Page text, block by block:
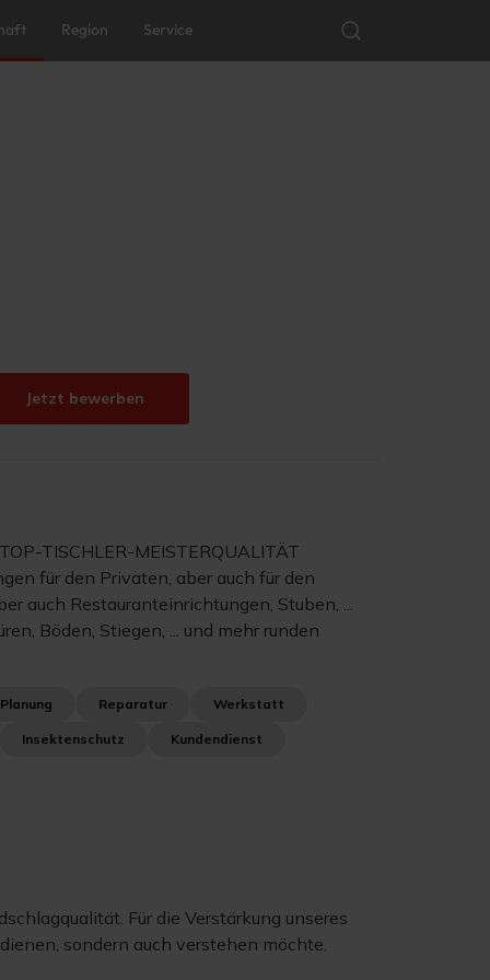
Region Service
Jetzt bewerben
TISCHLER-MEISTERQUALITÄT
für den Privaten, aber auch für den
auch Restauranteinrichtungen, Stuben, ...
Böden, Stiegen, ... und mehr runden
Planung Reparatur Werkstatt
Insektenschutz Kundendienst
Für die Verstärkung unseres
sondern auch verstehen möchte.